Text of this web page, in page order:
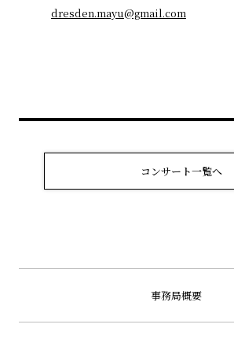
dresden.mayu@gmail.com
コンサート一覧へ
事務局概要